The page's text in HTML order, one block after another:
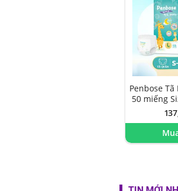
Penbose
50 miếng